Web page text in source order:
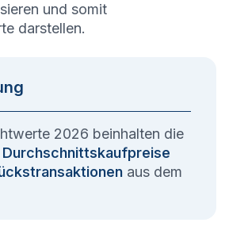
und somit
darstellen.
2026 beinhalten die
aus dem